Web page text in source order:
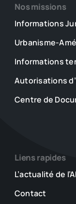
Nos missions
Informations
Urbanisme-
Informations
Autorisations
Centre de
Liens rapides
L’actualité de
Contact